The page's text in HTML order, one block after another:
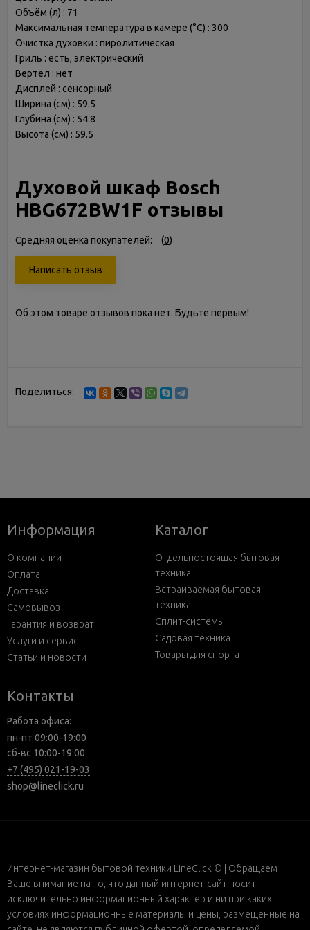
Объём (л) : 71
Максимальная температура в камере (°С) : 300
Очистка духовки : пиролитическая
Гриль : есть, электрический
Вертел : нет
Дисплей : сенсорный
Ширина (см) : 59.5
Глубина (см) : 54.8
Высота (см) : 59.5
Духовой шкаф Bosch
HBG672BW1F отзывы
Средняя оценка покупателей: (0)
Написать отзыв
Об этом товаре отзывов пока нет. Будьте первым!
Поделиться:
Информация
О компании
Оплата
Доставка
Самовывоз
Гарантия и возврат
Услуги и сервис
Статьи и новости
Каталог
Отдельностоящая бытовая
техника
Встраиваемая бытовая
техника
Сплит-системы
Садовая техника
Товары для спорта
Контакты
Работа офиса:
пн-пт 09:00-19:00
сб-вс 10:00-19:00
+7 (495) 021-19-03
shop@lineclick.ru
Интернет-магазин бытовой техники LineClick © | Обращаем
Ваше внимание на то, что данный интернет-сайт носит
исключительно информационный характер и ни при каких
условиях информационные материалы и цены, размещенные на